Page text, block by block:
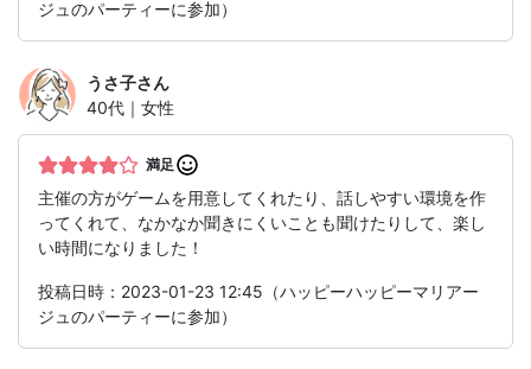
ジュのパーティーに参加）
うさ子さん
40代｜女性
満足
主催の方がゲームを用意してくれたり、話しやすい環境を作
ってくれて、なかなか聞きにくいことも聞けたりして、楽し
い時間になりました！
投稿日時：2023-01-23 12:45（ハッピーハッピーマリアー
ジュのパーティーに参加）